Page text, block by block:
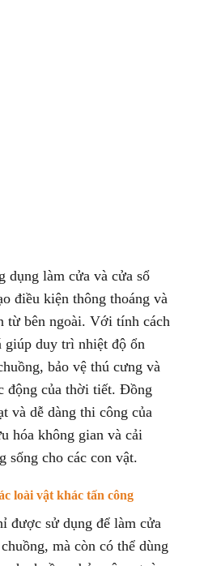
dụng làm cửa và cửa sổ
điều kiện thông thoáng và
từ bên ngoài. Với tính cách
giúp duy trì nhiệt độ ổn
bảo vệ thú cưng và
động của thời tiết. Đồng
và dễ dàng thi công của
hóa không gian và cải
sống cho các con vật.
loài vật khác tấn công
được sử dụng để làm cửa
mà còn có thể dùng